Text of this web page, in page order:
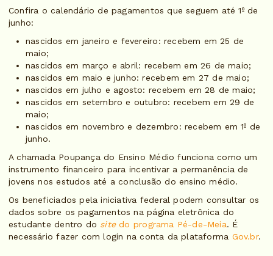
Confira o calendário de pagamentos que seguem até 1º de
junho:
nascidos em janeiro e fevereiro: recebem em 25 de
maio;
nascidos em março e abril: recebem em 26 de maio;
nascidos em maio e junho: recebem em 27 de maio;
nascidos em julho e agosto: recebem em 28 de maio;
nascidos em setembro e outubro: recebem em 29 de
maio;
nascidos em novembro e dezembro: recebem em 1º de
junho.
A chamada Poupança do Ensino Médio funciona como um
instrumento financeiro para incentivar a permanência de
jovens nos estudos até a conclusão do ensino médio.
Os beneficiados pela iniciativa federal podem consultar os
dados sobre os pagamentos na página eletrônica do
estudante dentro do sitedo programa Pé-de-Meia. É
necessário fazer com login na conta da plataforma Gov.br.